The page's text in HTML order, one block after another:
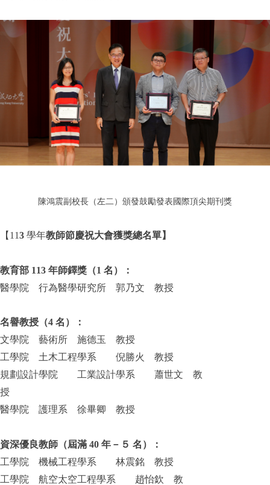
陳鴻震副校長（左二）頒發鼓勵發表國際頂尖期刊獎
【113 學年教師節慶祝大會獲獎總名單】
教育部 113 年師鐸獎（1 名）：
醫學院 行為醫學研究所 郭乃文 教授
名譽教授（4 名）：
文學院 藝術所 施德玉 教授
工學院 土木工程學系 倪勝火 教授
規劃設計學院 工業設計學系 蕭世文 教
授
醫學院 護理系 徐畢卿 教授
資深優良教師（屆滿 40 年－５ 名）：
工學院 機械工程學系 林震銘 教授
工學院 航空太空工程學系 趙怡欽 教